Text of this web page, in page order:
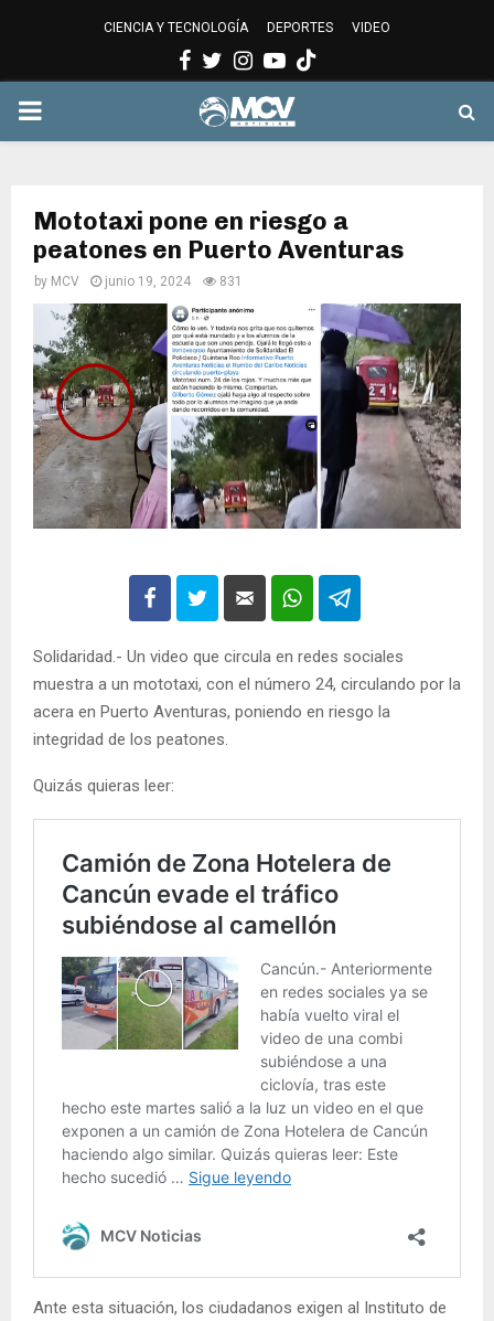
CIENCIA Y TECNOLOGÍA DEPORTES VIDEO
Facebook
Twitter
Instagram
Youtube
PRIMARY
Mototaxi pone en riesgo a
peatones en Puerto Aventuras
by MCV junio 19, 2024 831
Solidaridad.- Un video que circula en redes sociales
muestra a un mototaxi, con el número 24, circulando por la
acera en Puerto Aventuras, poniendo en riesgo la
integridad de los peatones.
Quizás quieras leer:
Ante esta situación, los ciudadanos exigen al Instituto de